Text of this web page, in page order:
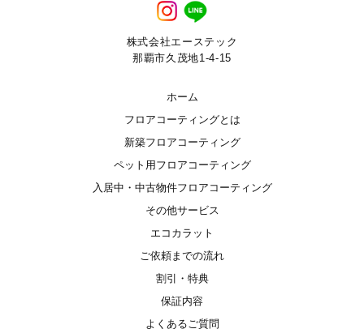
株式会社エーステック
那覇市久茂地1-4-15
ホーム
フロアコーティングとは
新築フロアコーティング
ペット用フロアコーティング
入居中・中古物件フロアコーティング
その他サービス
エコカラット
ご依頼までの流れ
割引・特典
保証内容
よくあるご質問